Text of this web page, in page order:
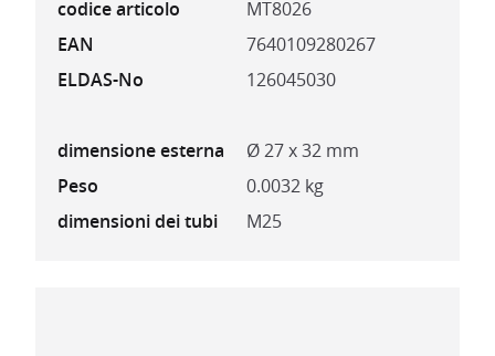
codice articolo
MT8026
EAN
7640109280267
ELDAS-No
126045030
dimensione esterna
Ø 27 x 32 mm
Peso
0.0032 kg
dimensioni dei tubi
M25